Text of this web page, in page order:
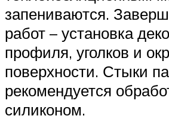
запениваются.
работ – установка
профиля, уголков и
поверхности. Стыки
рекомендуется
силиконом.